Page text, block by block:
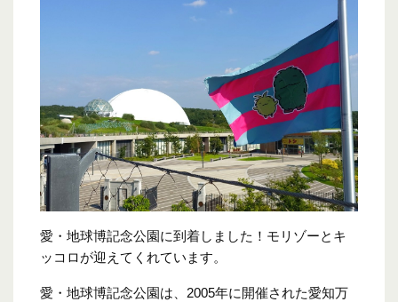
愛・地球博記念公園に到着しました！モリゾーとキ
ッコロが迎えてくれています。
愛・地球博記念公園は、2005年に開催された愛知万